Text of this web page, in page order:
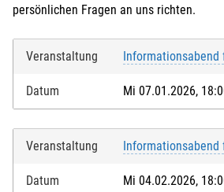
persönlichen Fragen an uns richten.
Veranstaltung
Datum Mi 07.01.2026,
Veranstaltung
Datum Mi 04.02.2026,